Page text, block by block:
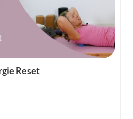
Reset